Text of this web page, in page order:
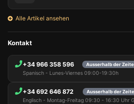
Alle Artikel ansehen
Kontakt
+34 966 358 596 Ausserhalb der
Spanisch - Lunes-Viernes 09:00-19:30h
+34 692 646 872 Ausserhalb der
Englisch - Montag-Freitag 09:30 - 16:30 Uhr